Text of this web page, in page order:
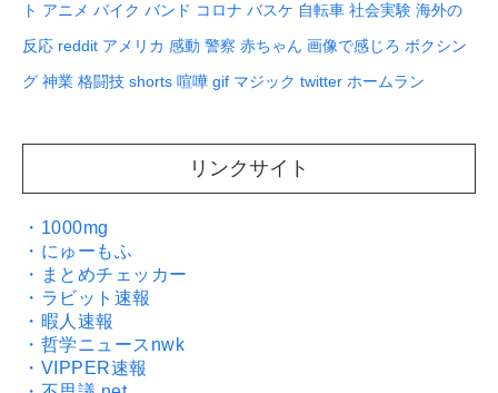
ト アニメ バイク バンド コロナ バスケ 自転車 社会実験 海外の
反応 reddit アメリカ 感動 警察 赤ちゃん 画像で感じろ ボクシン
グ 神業 格闘技 shorts 喧嘩 gif マジック twitter ホームラン
リンクサイト
・1000mg
・にゅーもふ
・まとめチェッカー
・ラビット速報
・暇人速報
・哲学ニュースnwk
・VIPPER速報